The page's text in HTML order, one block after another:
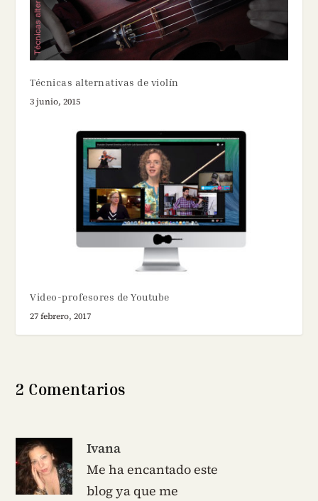
Técnicas alternativas de violín
3 junio, 2015
Video-profesores de Youtube
27 febrero, 2017
2 Comentarios
Ivana
Me ha encantado este
blog ya que me